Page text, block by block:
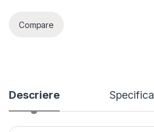
Compare
Descriere